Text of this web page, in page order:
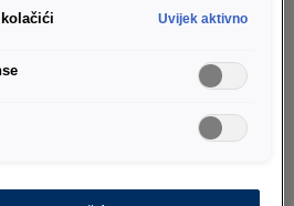
i zaključavanje vozila
za zatvaranje stražnjih
Uvijek aktivno